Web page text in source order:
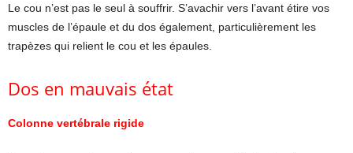
Le cou n’est pas le seul à souffrir. S’avachir vers l’avant étire vos
muscles de l’épaule et du dos également, particulièrement les
trapèzes qui relient le cou et les épaules.
Dos en mauvais état
Colonne vertébrale rigide